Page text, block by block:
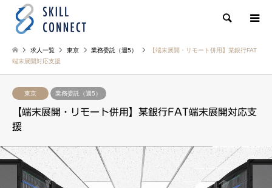
検索
求人一覧 東京 業務委託（週5）
【端末展開・リモート併用】某銀行FAT
端末展開対応支援
東京 業務委託（週5）
【端末展開・リモート併用】某銀行FAT端末展開対応支
援